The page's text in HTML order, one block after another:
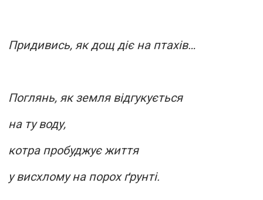
Придивись, як дощ діє на птахів…
Поглянь, як земля відгукується
на ту воду,
котра пробуджує життя
у висхлому на порох ґрунті.